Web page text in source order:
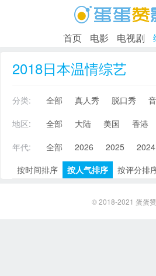
首页 电影 电视剧
2018日本温情综艺
分类: 全部 真人秀 脱口秀
地区:
全部 大陆 美国 香港
年代:
全部 2026 2025 2024
按时间排序
按人气排序 按评分排
© 2018-2021 蛋蛋